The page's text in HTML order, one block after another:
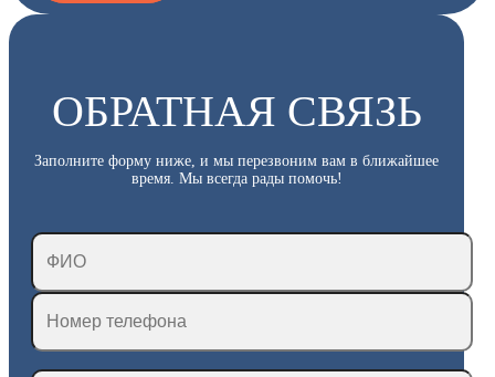
ОБРАТНАЯ СВЯЗЬ
Заполните форму ниже, и мы перезвоним вам в ближайшее
время. Мы всегда рады помочь!